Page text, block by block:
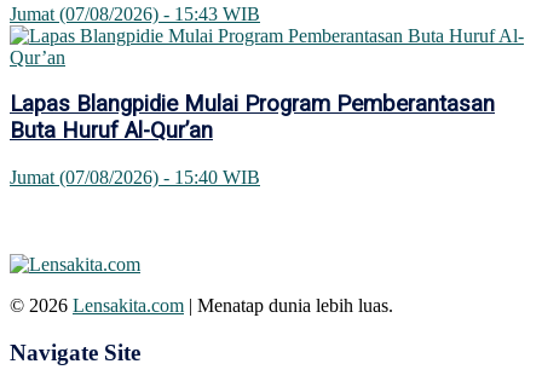
Jumat (07/08/2026) - 15:43 WIB
Lapas Blangpidie Mulai Program Pemberantasan
Buta Huruf Al-Qur’an
Jumat (07/08/2026) - 15:40 WIB
© 2026 Lensakita.com | Menatap dunia lebih luas.
Navigate Site